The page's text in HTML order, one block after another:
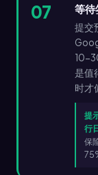
07 等待
提交
10-
是值
时才
提
行
保